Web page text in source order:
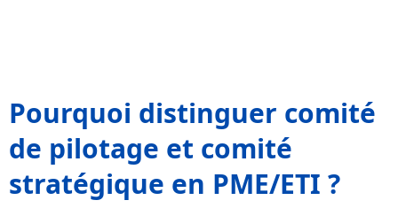
Pourquoi distinguer comité
de pilotage et comité
stratégique en PME/ETI ?